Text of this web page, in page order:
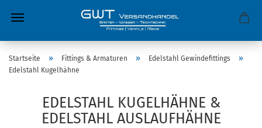
Startseite » Fittings & Armaturen » Edelstahl Gewindefittings »
Edelstahl Kugelhähne
EDELSTAHL KUGELHÄHNE &
EDELSTAHL AUSLAUFHÄHNE